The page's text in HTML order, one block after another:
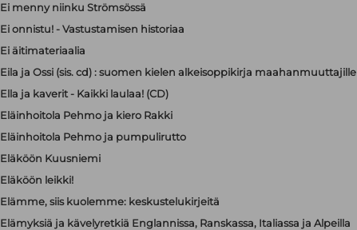
Ei menny niinku Strömsössä
Ei onnistu! - Vastustamisen historiaa
Ei äitimateriaalia
Eila ja Ossi (sis. cd) : suomen kielen alkeisoppikirja maahanmuuttajille
Ella ja kaverit - Kaikki laulaa! (CD)
Eläinhoitola Pehmo ja kiero Rakki
Eläinhoitola Pehmo ja pumpulirutto
Eläköön Kuusniemi
Eläköön leikki!
Elämme, siis kuolemme: keskustelukirjeitä
Elämyksiä ja kävelyretkiä Englannissa, Ranskassa, Italiassa ja Alpeilla